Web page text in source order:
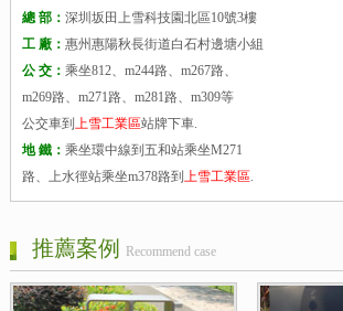
總 部： 深圳坂田上雪科技園北區10號3樓
工 廠： 惠州惠陽秋長街道白石村邊塘小組
公 交： 乘坐812、m244路、m267路、
m269路、m271路、m281路、m309等
公交車到 上雪工業區站牌下車.
地 鐵： 乘坐環中線到五和站乘坐M271
路、上水徑站乘坐m378路到 上雪工業區.
推薦案例 Recommend case